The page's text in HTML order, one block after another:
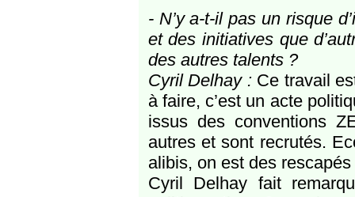
- N’y a-t-il pas un risque
et des initiatives que
des autres talents ?
Cyril Delhay :Ce travail
à faire, c’est un acte
issus des conventions
autres et sont recrutés.
alibis, on est des
Cyril Delhay fait